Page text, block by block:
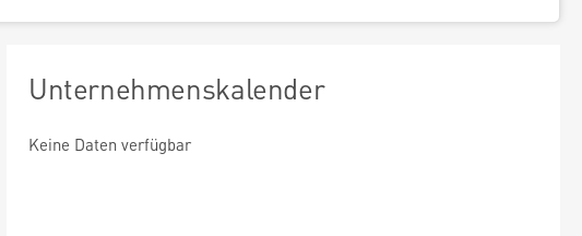
Unternehmenskalender
Keine Daten verfügbar